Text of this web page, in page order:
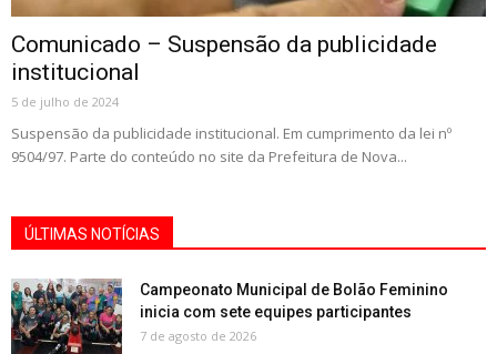
Comunicado – Suspensão da publicidade
institucional
5 de julho de 2024
Suspensão da publicidade institucional. Em cumprimento da lei nº
9504/97. Parte do conteúdo no site da Prefeitura de Nova...
ÚLTIMAS NOTÍCIAS
Campeonato Municipal de Bolão Feminino
inicia com sete equipes participantes
7 de agosto de 2026